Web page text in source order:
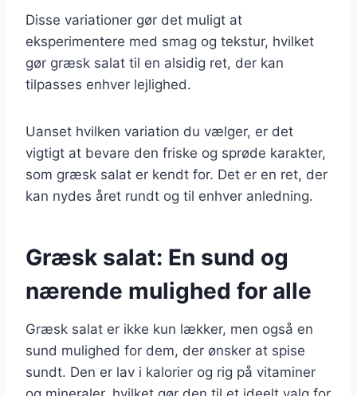
Disse variationer gør det muligt at
eksperimentere med smag og tekstur, hvilket
gør græsk salat til en alsidig ret, der kan
tilpasses enhver lejlighed.
Uanset hvilken variation du vælger, er det
vigtigt at bevare den friske og sprøde karakter,
som græsk salat er kendt for. Det er en ret, der
kan nydes året rundt og til enhver anledning.
Græsk salat: En sund og
nærende mulighed for alle
Græsk salat er ikke kun lækker, men også en
sund mulighed for dem, der ønsker at spise
sundt. Den er lav i kalorier og rig på vitaminer